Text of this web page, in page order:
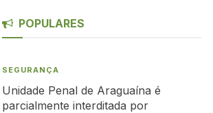
POPULARES
SEGURANÇA
Unidade Penal de Araguaína é
parcialmente interditada por